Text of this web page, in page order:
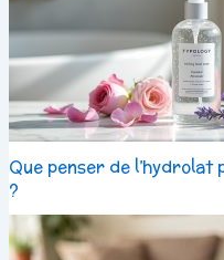
Que penser de
?